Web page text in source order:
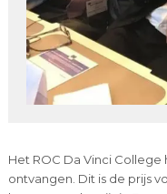
Het ROC Da Vinci College
ontvangen. Dit is de prijs